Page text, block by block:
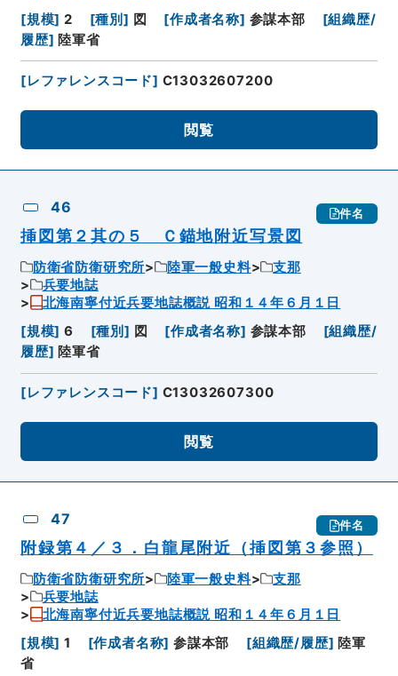
[規模] 2 [種別 ] 図 [作成者名称] 参謀本部 [組織歴/
履歴] 陸軍省
[レファレンスコード] C13032607200
閲覧
46 件名
挿図第２其の５ Ｃ錨地附近写景図
防衛省防衛研究所 陸軍一般史料
支那
兵要地誌
北海南寧付近兵要地誌概説 昭和１４年６月１日
[規模] 6 [種別 ] 図 [作成者名称] 参謀本部 [組織歴/
履歴] 陸軍省
[レファレンスコード] C13032607300
閲覧
47 件名
附録第４／３．白龍尾附近（挿図第３参照）
防衛省防衛研究所 陸軍一般史料
支那
兵要地誌
北海南寧付近兵要地誌概説 昭和１４年６月１日
[規模] 1 [作成者名称] 参謀本部 [組織歴/履歴] 陸軍
省